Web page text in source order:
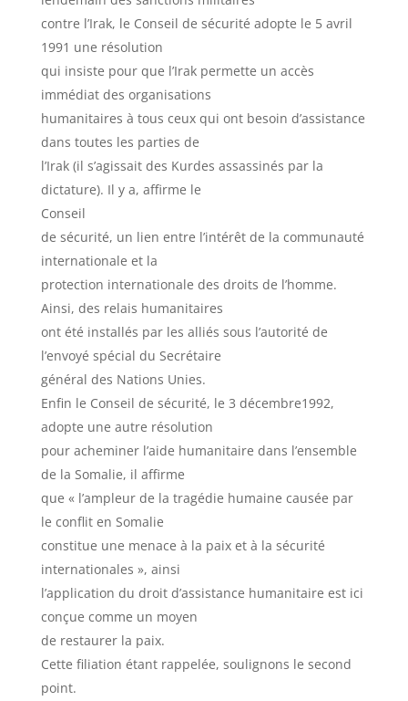
contre l’Irak, le Conseil de sécurité adopte le 5 avril
1991 une résolution
qui insiste pour que l’Irak permette un accès
immédiat des organisations
humanitaires à tous ceux qui ont besoin d’assistance
dans toutes les parties de
l’Irak (il s’agissait des Kurdes assassinés par la
dictature). Il y a, affirme le
Conseil
de sécurité, un lien entre l’intérêt de la communauté
internationale et la
protection internationale des droits de l’homme.
Ainsi, des relais humanitaires
ont été installés par les alliés sous l’autorité de
l’envoyé spécial du Secrétaire
général des Nations Unies.
Enfin le Conseil de sécurité, le 3 décembre1992,
adopte une autre résolution
pour acheminer l’aide humanitaire dans l’ensemble
de la Somalie, il affirme
que « l’ampleur de la tragédie humaine causée par
le conflit en Somalie
constitue une menace à la paix et à la sécurité
internationales », ainsi
l’application du droit d’assistance humanitaire est ici
conçue comme un moyen
de restaurer la paix.
Cette filiation étant rappelée, soulignons le second
point.